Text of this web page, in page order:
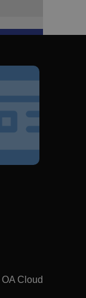
OA Cloud